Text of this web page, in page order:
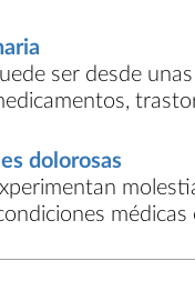
ser desde
dolorosas